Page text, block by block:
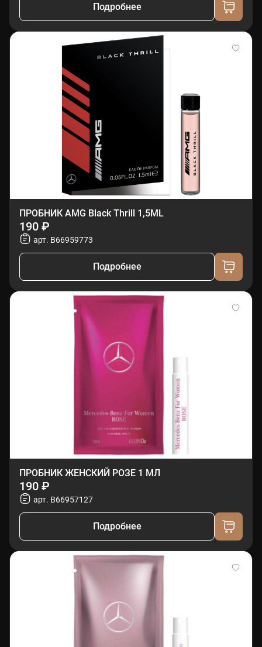
Подробнее
ПРОБНИК AMG Black Thrill 1,5ML
190 ₽
арт. B66959773
Подробнее
ПРОБНИК ЖЕНСКИЙ РОЗЕ 1 МЛ
190 ₽
арт. B66957127
Подробнее